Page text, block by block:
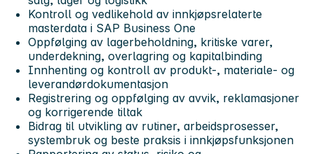
Kontroll og vedlikehold av innkjøpsrelaterte
masterdata i SAP Business One
Oppfølging av lagerbeholdning, kritiske varer,
underdekning, overlagring og kapitalbinding
Innhenting og kontroll av produkt-, materiale- og
leverandørdokumentasjon
Registrering og oppfølging av avvik, reklamasjoner
og korrigerende tiltak
Bidrag til utvikling av rutiner, arbeidsprosesser,
systembruk og beste praksis i innkjøpsfunksjonen